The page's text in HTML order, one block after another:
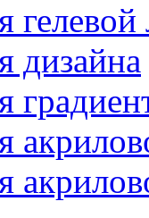
гелевой
дизайна